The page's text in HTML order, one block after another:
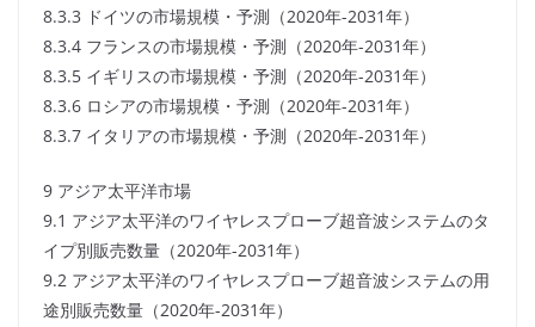
8.3.3 ドイツの市場規模・予測（2020年-2031年）
8.3.4 フランスの市場規模・予測（2020年-2031年）
8.3.5 イギリスの市場規模・予測（2020年-2031年）
8.3.6 ロシアの市場規模・予測（2020年-2031年）
8.3.7 イタリアの市場規模・予測（2020年-2031年）
9 アジア太平洋市場
9.1 アジア太平洋のワイヤレスプローブ超音波システムのタ
イプ別販売数量（2020年-2031年）
9.2 アジア太平洋のワイヤレスプローブ超音波システムの用
途別販売数量（2020年-2031年）